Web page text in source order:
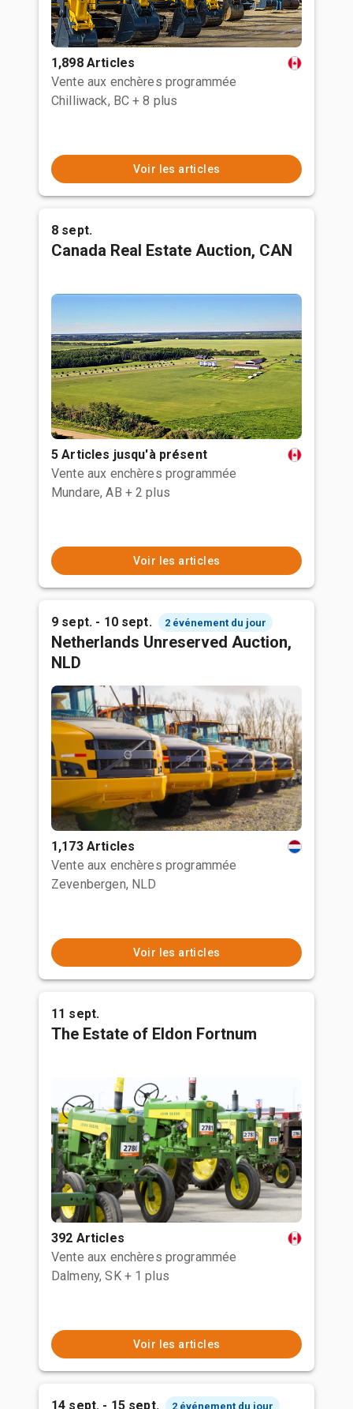
1,898 Articles
Vente aux enchères programmée
Chilliwack, BC + 8 plus
Voir les articles
8 sept.
Canada Real Estate Auction, CAN
5 Articles jusqu'à présent
Vente aux enchères programmée
Mundare, AB + 2 plus
Voir les articles
9 sept. - 10 sept. 2 événement du jour
Netherlands Unreserved Auction,
NLD
1,173 Articles
Vente aux enchères programmée
Zevenbergen, NLD
Voir les articles
11 sept.
The Estate of Eldon Fortnum
392 Articles
Vente aux enchères programmée
Dalmeny, SK + 1 plus
Voir les articles
14 sept. - 15 sept. 2 événement du jour